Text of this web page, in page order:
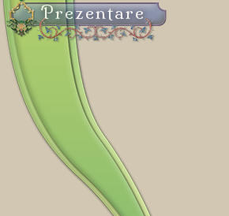
Prezentare